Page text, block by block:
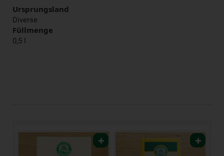
Ursprungsland
Diverse
Füllmenge
0,5 l